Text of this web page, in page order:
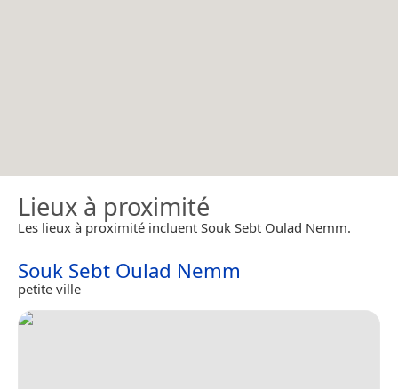
Lieux à proximité
Les lieux à proximité incluent Souk Sebt Oulad Nemm.
Souk Sebt Oulad Nemm
petite ville